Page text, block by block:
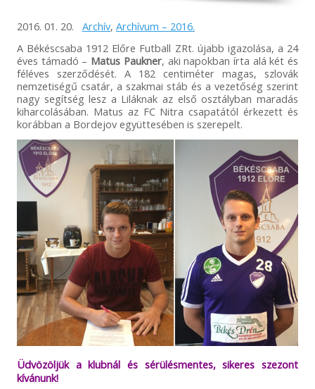
2016. 01. 20. Archív, Archívum – 2016.
A Békéscsaba 1912 Előre Futball ZRt. újabb igazolása, a 24
éves támadó – Matus Paukner, aki napokban írta alá két és
féléves szerződését. A 182 centiméter magas, szlovák
nemzetiségű csatár, a szakmai stáb és a vezetőség szerint
nagy segítség lesz a Liláknak az első osztályban maradás
kiharcolásában. Matus az FC Nitra csapatától érkezett és
korábban a Bordejov együttesében is szerepelt.
Üdvözöljük a klubnál és sérülésmentes, sikeres szezont
kívánunk!